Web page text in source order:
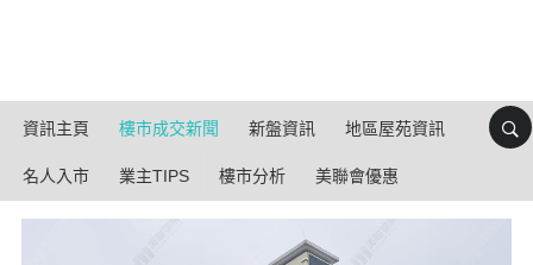
資訊主頁 樓市成交新聞 新盤資訊 地區屋苑資訊
名人入市 業主TIPS 樓市分析 美聯會優惠